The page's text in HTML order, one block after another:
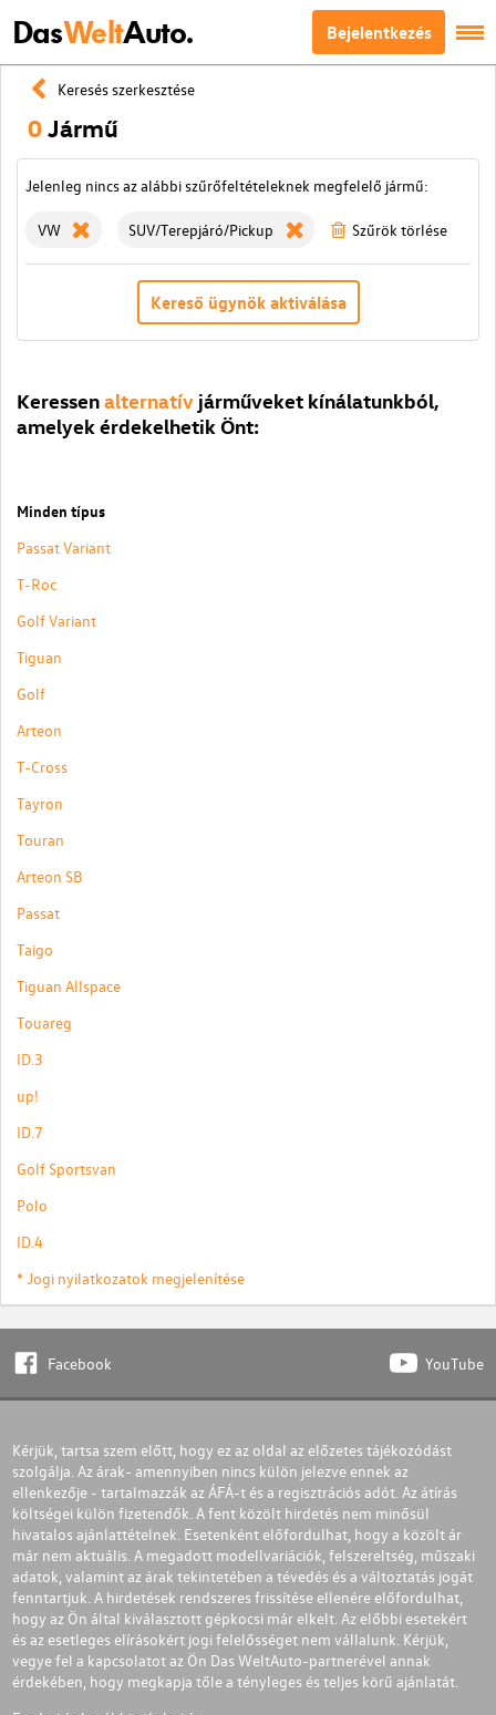
DasWeltAuto. Bejelentkezés
Keresés szerkesztése
0Jármű
Jelenleg nincs az alábbi szűrőfeltételeknek megfelelő jármű:
VW SUV/Terepjáró/Pickup Szűrök törlése
Kereső ügynök aktiválása
Keressenalternatív járműveket kínálatunkból,
amelyek érdekelhetik Önt:
Minden típus
Passat Variant
T-Roc
Golf Variant
Tiguan
Golf
Arteon
T-Cross
Tayron
Touran
Arteon SB
Passat
Taigo
Tiguan Allspace
Touareg
ID.3
up!
ID.7
Golf Sportsvan
Polo
ID.4
* Jogi nyilatkozatok megjelenítése
Facebook YouTube
Kérjük, tartsa szem előtt, hogy ez az oldal az előzetes tájékozódást
szolgálja. Az árak- amennyiben nincs külön jelezve ennek az
ellenkezője - tartalmazzák az ÁFÁ-t és a regisztrációs adót. Az átírás
költségei külön fizetendők. A fent közölt hirdetés nem minősül
hivatalos ajánlattételnek. Esetenként előfordulhat, hogy a közölt ár
már nem aktuális. A megadott modellvariációk, felszereltség, műszaki
adatok, valamint az árak tekintetében a tévedés és a változtatás jogát
fenntartjuk. A hirdetések rendszeres frissítése ellenére előfordulhat,
hogy az Ön által kiválasztott gépkocsi már elkelt. Az előbbi esetekért
és az esetleges elírásokért jogi felelősséget nem vállalunk. Kérjük,
vegye fel a kapcsolatot az Ön Das WeltAuto-partnerével annak
érdekében, hogy megkapja tőle a tényleges és teljes körű ajánlatát.